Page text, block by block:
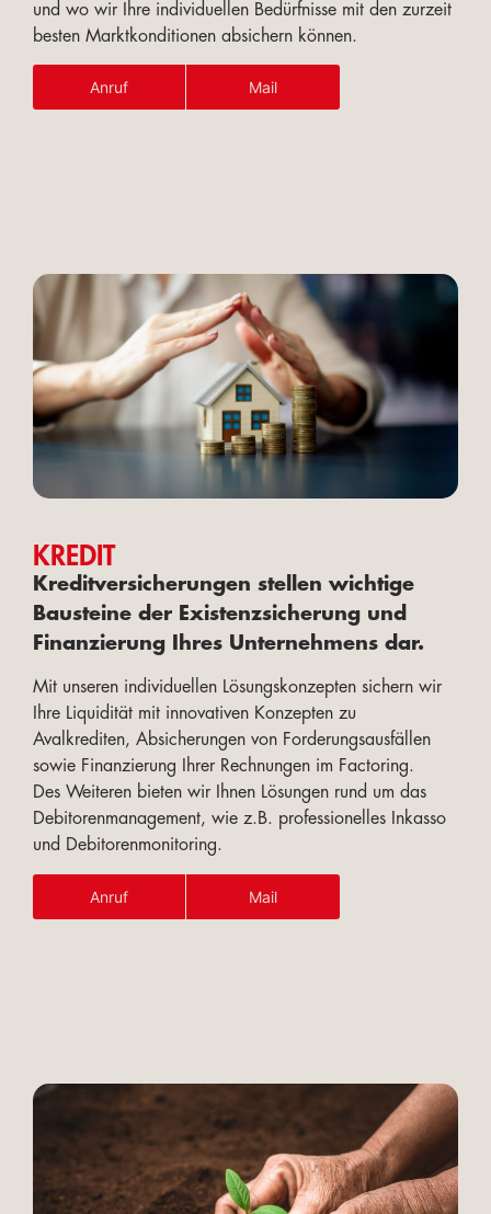
und wo wir Ihre individuellen Bedürfnisse mit den zurzeit
besten Marktkonditionen absichern können.
Anruf Mail
KREDIT
Kreditversicherungen stellen wichtige
Bausteine der Existenzsicherung und
Finanzierung Ihres Unternehmens dar.
Mit unseren individuellen Lösungskonzepten sichern wir
Ihre Liquidität mit innovativen Konzepten zu
Avalkrediten, Absicherungen von Forderungsausfällen
sowie Finanzierung Ihrer Rechnungen im Factoring.
Des Weiteren bieten wir Ihnen Lösungen rund um das
Debitorenmanagement, wie z.B. professionelles Inkasso
und Debitorenmonitoring.
Anruf Mail